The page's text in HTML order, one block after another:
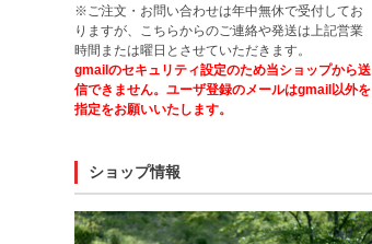
※ご注文・お問い合わせは年中無休で受付してお
りますが、こちらからのご連絡や発送は上記営業
時間または曜日とさせていただきます。
gmailのセキュリティ設定のため当ショップから送
信できません。ユーザ登録のメールはgmail以外を
指定をお願いいたします。
ショップ情報